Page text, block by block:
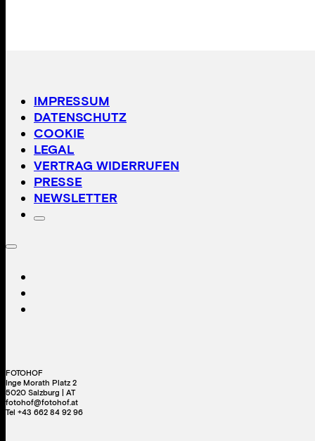
IMPRESSUM
DATENSCHUTZ
COOKIE
LEGAL
VERTRAG WIDERRUFEN
PRESSE
NEWSLETTER
FOTOHOF
Inge Morath Platz 2
5020 Salzburg | AT
fotohof@fotohof.at
Tel +43 662 84 92 96